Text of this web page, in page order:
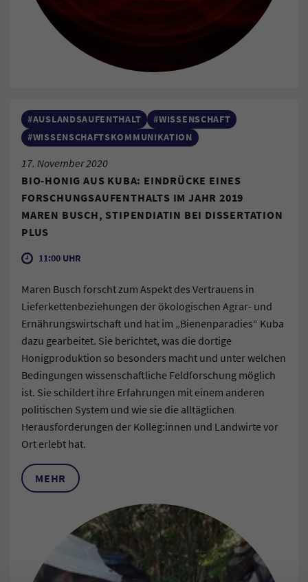
#AUSLANDSAUFENTHALT
#WISSENSCHAFT
#WISSENSCHAFTSKOMMUNIKATION
17. November 2020
BIO-HONIG AUS KUBA: EINDRÜCKE EINES
FORSCHUNGSAUFENTHALTS IM JAHR 2019
MAREN BUSCH, STIPENDIATIN BEI DISSERTATION
PLUS
11:00 UHR
Maren Busch forscht zum Aspekt des Vertrauens in
Lieferkettenbeziehungen der ökologischen Agrar- und
Ernährungswirtschaft und hat im „Bienenparadies“ Kuba
dazu gearbeitet. Sie berichtet, was die dortige
Honigproduktion so besonders macht und unter welchen
Bedingungen wissenschaftliche Feldforschung möglich
ist. Sie schildert ihre Erfahrungen mit einem anderen
politischen System und wie sie die alltäglichen
Herausforderungen der Kolleg:innen und Landwirte vor
Ort erlebt hat.
MEHR